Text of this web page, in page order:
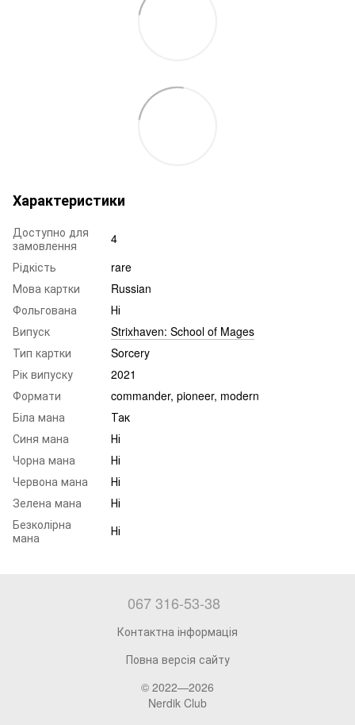
Характеристики
Доступно для
замовлення
4
Рідкість
rare
Мова картки
Russian
Фольгована
Ні
Випуск
Strixhaven: School of Mages
Тип картки
Sorcery
Рік випуску
2021
Формати
commander, pioneer, modern
Біла мана
Так
Синя мана
Ні
Чорна мана
Ні
Червона мана
Ні
Зелена мана
Ні
Безколірна
мана
Ні
067 316-53-38
Контактна інформація
Повна версія сайту
© 2022—2026
Nerdik Club